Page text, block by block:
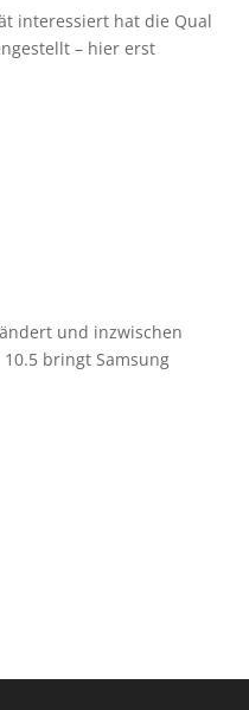
interessiert hat die Qual
– hier erst
und inzwischen
bringt Samsung